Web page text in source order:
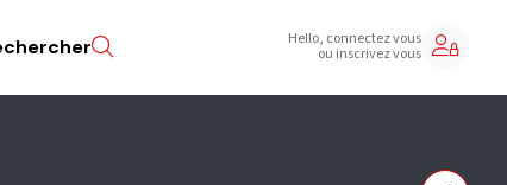
Hello, connectez vous
ou inscrivez vous